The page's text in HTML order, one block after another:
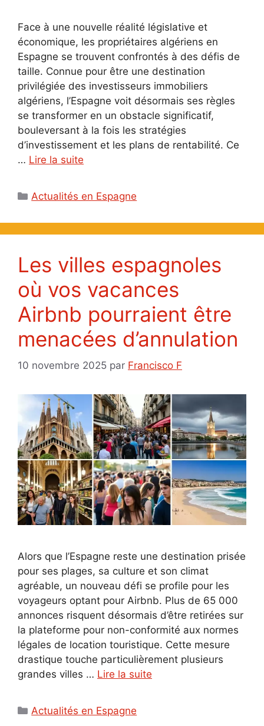
Face à une nouvelle réalité législative et
économique, les propriétaires algériens en
Espagne se trouvent confrontés à des défis de
taille. Connue pour être une destination
privilégiée des investisseurs immobiliers
algériens, l’Espagne voit désormais ses règles
se transformer en un obstacle significatif,
bouleversant à la fois les stratégies
d’investissement et les plans de rentabilité. Ce
… Lire la suite
Catégories
Actualités en Espagne
Les villes espagnoles
où vos vacances
Airbnb pourraient être
menacées d’annulation
10 novembre 2025 par Francisco F
Alors que l’Espagne reste une destination prisée
pour ses plages, sa culture et son climat
agréable, un nouveau défi se profile pour les
voyageurs optant pour Airbnb. Plus de 65 000
annonces risquent désormais d’être retirées sur
la plateforme pour non-conformité aux normes
légales de location touristique. Cette mesure
drastique touche particulièrement plusieurs
grandes villes … Lire la suite
Catégories
Actualités en Espagne